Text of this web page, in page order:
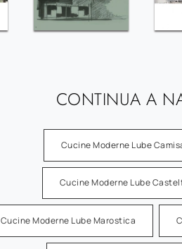
CONTINUA A
Cucine Moderne Lube
Cucine Moderne Lube
Cucine Moderne Lube Marostica